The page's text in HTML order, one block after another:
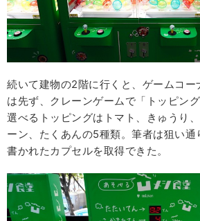
続いて建物の2階に行くと、ゲームコ
は先ず、クレーンゲームで「トッピン
選べるトッピングはトマト、きゅうり
ーン、たくあんの5種類。筆者は狙い
書かれたカプセルを取得できた。